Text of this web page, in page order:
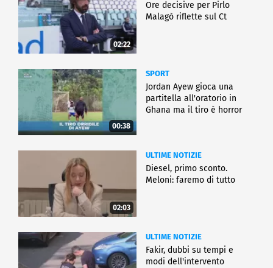
02:22
Ore decisive per Pirlo
Malagò riflette sul Ct
00:38
SPORT
Jordan Ayew gioca una
partitella all'oratorio in
Ghana ma il tiro è horror
02:03
ULTIME NOTIZIE
Diesel, primo sconto.
Meloni: faremo di tutto
ULTIME NOTIZIE
Fakir, dubbi su tempi e
modi dell'intervento